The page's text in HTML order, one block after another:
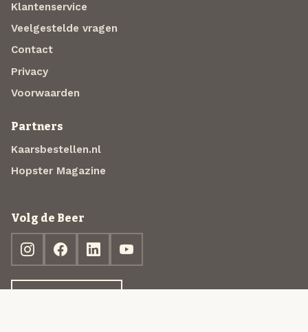
Klantenservice
Veelgestelde vragen
Contact
Privacy
Voorwaarden
Partners
Kaarsbestellen.nl
Hopster Magazine
Volg de Beer